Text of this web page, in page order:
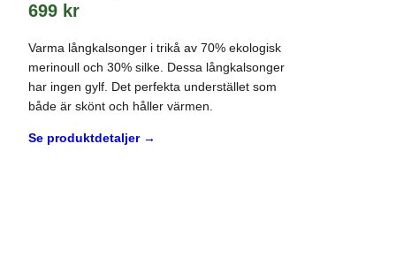
699 kr
Varma långkalsonger i trikå av 70% ekologisk
merinoull och 30% silke. Dessa långkalsonger
har ingen gylf. Det perfekta understället som
både är skönt och håller värmen.
Se produktdetaljer →